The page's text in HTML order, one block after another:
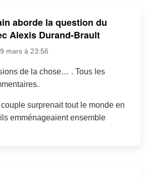
aborde la question du
Alexis Durand-Brault
mars à 23:56
de la chose… . Tous les
couple surprenait tout le monde en
emménageaient ensemble